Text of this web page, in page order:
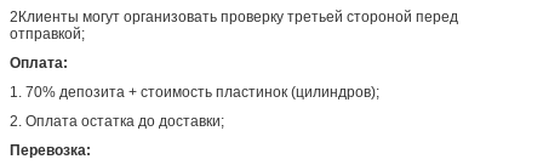
2Клиенты могут организовать проверку третьей стороной перед
отправкой;
Оплата:
1. 70% депозита + стоимость пластинок (цилиндров);
2. Оплата остатка до доставки;
Перевозка: